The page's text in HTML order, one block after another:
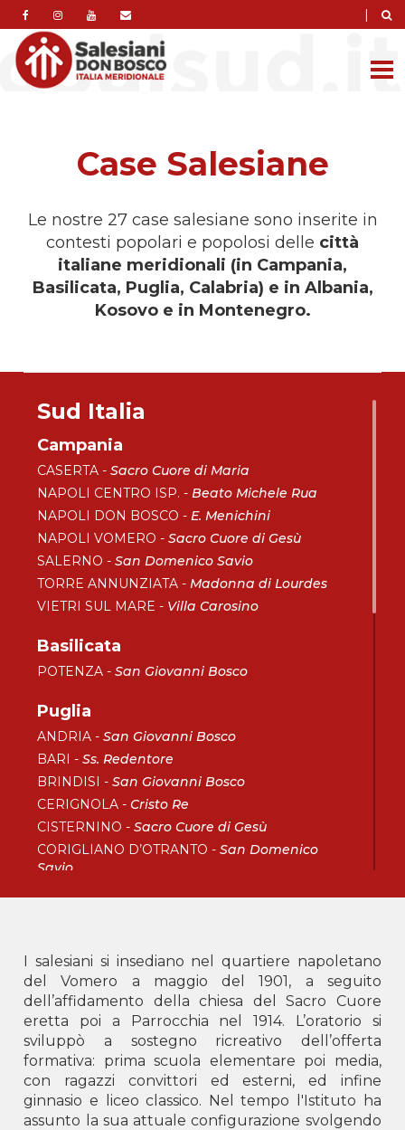
|
Case Salesiane
Le nostre 27 case salesiane sono inserite in
contesti popolari e popolosi delle città
italiane meridionali (in Campania,
Basilicata, Puglia, Calabria) e in Albania,
Kosovo e in Montenegro.
Sud Italia
Campania
CASERTA -Sacro Cuore di Maria
NAPOLI CENTRO ISP. -Beato Michele Rua
NAPOLI DON BOSCO -E. Menichini
NAPOLI VOMERO -Sacro Cuore di Gesù
SALERNO -San Domenico Savio
TORRE ANNUNZIATA -Madonna di Lourdes
VIETRI SUL MARE - Villa Carosino
Basilicata
POTENZA -San Giovanni Bosco
Puglia
ANDRIA -San Giovanni Bosco
BARI -Ss. Redentore
BRINDISI -San Giovanni Bosco
CERIGNOLA -Cristo Re
CISTERNINO -Sacro Cuore di Gesù
CORIGLIANO D’OTRANTO -San Domenico
Savio
TARANTO - San Giovanni Bosco
Calabria
BOVA MARINA -Don Bosco
CORIGLIANO ROSSANO -
Maria Ausiliatrice
LOCRI -San Giovanni Bosco
SOVERATO -
Beato Michele Rua
VIBO VALENTIA -Santa Maria del Soccorso
I salesiani si insediano nel quartiere napoletano
del Vomero a maggio del 1901, a seguito
dell’affidamento della chiesa del Sacro Cuore
eretta poi a Parrocchia nel 1914. L’oratorio si
sviluppò a sostegno ricreativo dell’offerta
formativa: prima scuola elementare poi media,
con ragazzi convittori ed esterni, ed infine
ginnasio e liceo classico. Nel tempo l'Istituto ha
assunto la sua attuale configurazione svolgendo